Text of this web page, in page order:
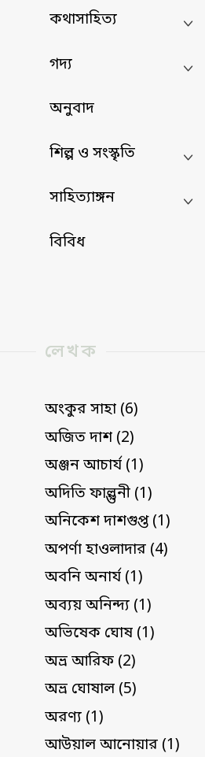
কথাসাহিত্য
গদ্য
অনুবাদ
শিল্প ও সংস্কৃতি
সাহিত্যাঙ্গন
বিবিধ
লেখক
অংকুর সাহা (6)
অজিত দাশ (2)
অঞ্জন আচার্য (1)
অদিতি ফাল্গুনী (1)
অনিকেশ দাশগুপ্ত (1)
অপর্ণা হাওলাদার (4)
অবনি অনার্য (1)
অব্যয় অনিন্দ্য (1)
অভিষেক ঘোষ (1)
অভ্র আরিফ (2)
অভ্র ঘোষাল (5)
অরণ্য (1)
আউয়াল আনোয়ার (1)